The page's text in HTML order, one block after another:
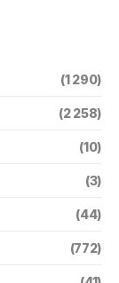
(1 290)
(2 258)
(10)
(3)
(44)
(772)